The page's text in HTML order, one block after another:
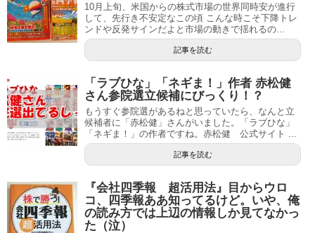
10月上旬、米国からの株式市場の世界同時安が進行
して、先行き不安定なこの頃 こんな時こそ下降トレ
ンドや反発サインだよと市場の動きで揺れるの...
記事を読む
「ラブひな」「ネギま！」作者 赤松健
さん参院選立候補にびっくり！？
もうすぐ参院選があるねと思っていたら、なんと立
候補者に「赤松健」さんがいました。「ラブひな」
「ネギま！」の作者ですね。赤松健 公式サイト ...
記事を読む
『会社四季報 超活用法』目からウロ
コ、四季報ああ知ってるけど。いや、俺
の読み方では上辺の情報しか見てなかっ
た（泣）